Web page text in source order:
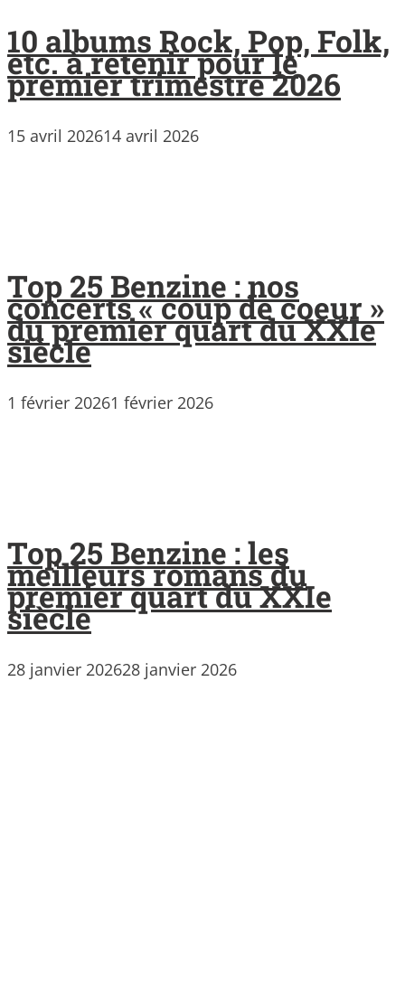
10 albums Rock, Pop, Folk,
etc. à retenir pour le
premier trimestre 2026
15 avril 202614 avril 2026
Top 25 Benzine : nos
concerts « coup de coeur »
du premier quart du XXIe
siècle
1 février 20261 février 2026
Top 25 Benzine : les
meilleurs romans du
premier quart du XXIe
siècle
28 janvier 202628 janvier 2026